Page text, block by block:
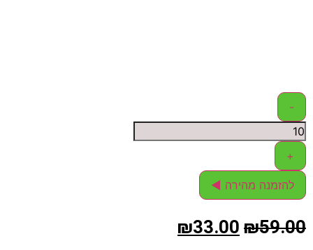
-
+
להזמנה מהירה ◄
₪59.00
₪33.00